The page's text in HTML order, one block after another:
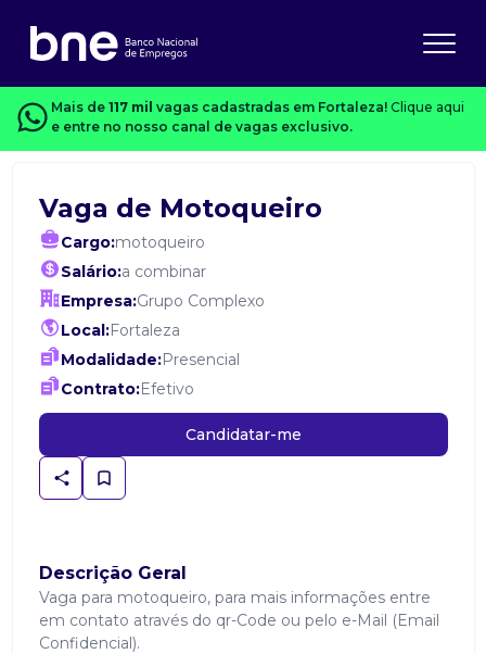
Mais de 117 mil vagas cadastradas em Fortaleza! Clique aqui
e entre no nosso canal de vagas exclusivo.
Vaga de Motoqueiro
Cargo:motoqueiro
Salário:a combinar
Empresa:Grupo Complexo
Local:Fortaleza
Modalidade:Presencial
Contrato:Efetivo
Candidatar-me
Descrição Geral
Vaga para motoqueiro, para mais informações entre
em contato através do qr-Code ou pelo e-Mail (Email
Confidencial).